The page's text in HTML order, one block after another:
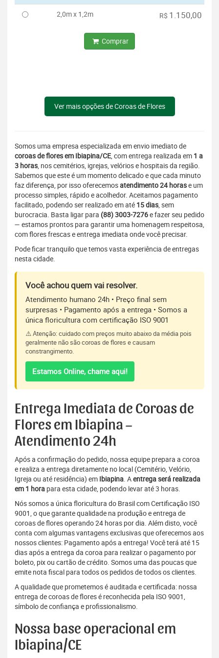
2,0m x 1,2m R$ 1.150,00
Comprar
Ver mais opções de Coroas de Flores
Somos uma empresa especializada em envio imediato de
coroas de flores em Ibiapina/CE, com entrega realizada em 1 a
3 horas, nos cemitérios, igrejas, velórios e hospitais da região.
Sabemos que este é um momento delicado e que cada minuto
faz diferença, por isso oferecemosatendimento 24 horase um
processo simples, rápido e acolhedor. Aceitamos pagamento
facilitado, podendo ser realizado em até 15 dias, sem
burocracia. Basta ligar para (88) 3003-7276e fazer seu pedido
— estamos prontos para garantir uma homenagem respeitosa,
com flores frescas e entrega imediata onde você precisar.
Pode ficar tranquilo que temos vasta experiência de entregas
nesta cidade.
Você achou quem vai resolver.
Atendimento humano 24h • Preço final sem
surpresas • Pagamento após a entrega • Somos a
única floricultura com certificação ISO 9001
⚠️ Atenção: cuidado com preços muito abaixo da média pois
geralmente não são coroas de flores e causam
constrangimento.
Estamos Online, chame aqui!
Entrega Imediata de Coroas de
Flores em Ibiapina –
Atendimento 24h
Após a confirmação do pedido, nossa equipe prepara a coroa
e realiza a entrega diretamente no local (Cemitério, Velório,
Igreja ou até residência) em Ibiapina. Aentrega será realizada
em 1 hora para esta cidade, podendo levar até 3 horas.
Nós somos a única floricultura do Brasil com Certificação ISO
9001, o que garante qualidade na produção e entrega de
coroas de flores operando 24 horas por dia. Além disto, você
conta com algumas vantagens exclusivas que oferecemos aos
nossos clientes: Pagamento após a entrega! Você terá até 15
dias após a entrega da coroa para realizar o pagamento por
boleto, pix ou cartão de crédito. Somos uma das poucas que
emite nota fiscal para todos os pedidos de todos os clientes.
A qualidade que prometemos é auditada e certificada: nossa
entrega de coroas de flores é reconhecida pela ISO 9001,
símbolo de confiança e profissionalismo.
Nossa base operacional em
Ibiapina/CE